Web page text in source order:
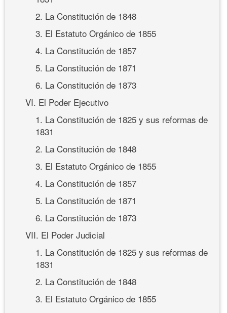
2. La Constitución de 1848
3. El Estatuto Orgánico de 1855
4. La Constitución de 1857
5. La Constitución de 1871
6. La Constitución de 1873
VI. El Poder Ejecutivo
1. La Constitución de 1825 y sus reformas de
1831
2. La Constitución de 1848
3. El Estatuto Orgánico de 1855
4. La Constitución de 1857
5. La Constitución de 1871
6. La Constitución de 1873
VII. El Poder Judicial
1. La Constitución de 1825 y sus reformas de
1831
2. La Constitución de 1848
3. El Estatuto Orgánico de 1855